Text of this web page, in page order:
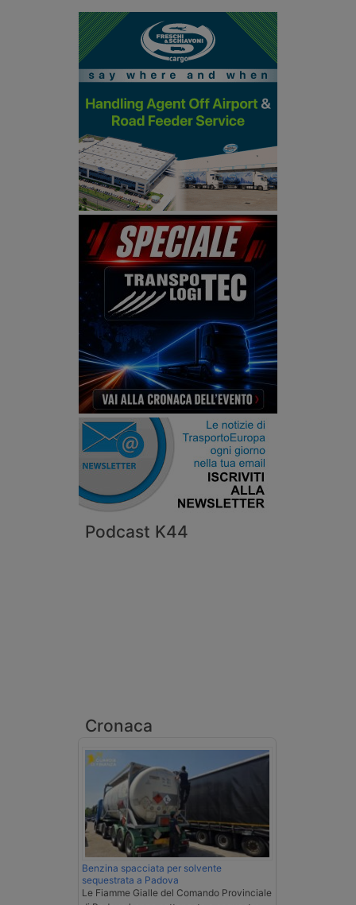
Podcast K44
Cronaca
Benzina spacciata per solvente
sequestrata a Padova
Le Fiamme Gialle del Comando Provinciale